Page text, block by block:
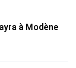
à Modène